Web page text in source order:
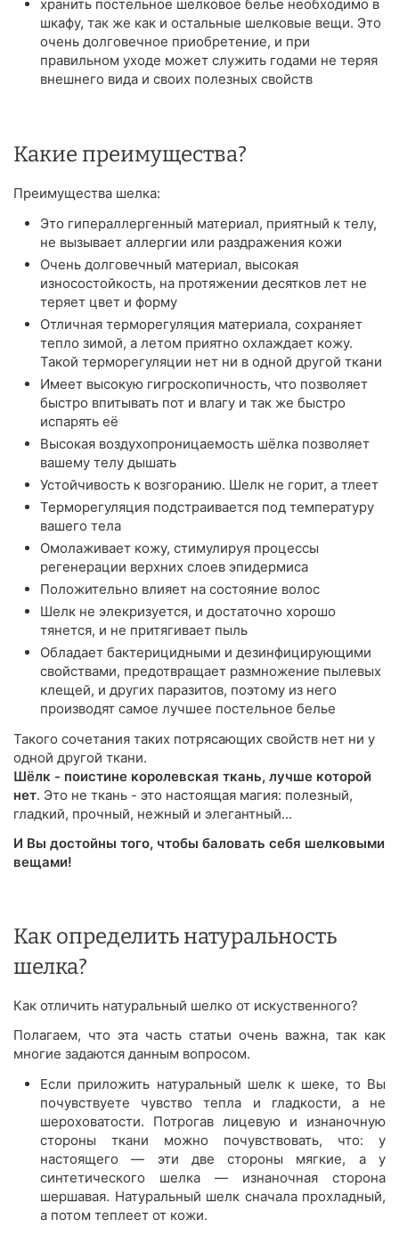
хранить постельное шелковое белье необходимо в
шкафу, так же как и остальные шелковые вещи. Это
очень долговечное приобретение, и при
правильном уходе может служить годами не теряя
внешнего вида и своих полезных свойств
Какие преимущества?
Преимущества шелка:
Это гипераллергенный материал, приятный к телу,
не вызывает аллергии или раздражения кожи
Очень долговечный материал, высокая
износостойкость, на протяжении десятков лет не
теряет цвет и форму
Отличная терморегуляция материала, сохраняет
тепло зимой, а летом приятно охлаждает кожу.
Такой терморегуляции нет ни в одной другой ткани
Имеет высокую гигроскопичность, что позволяет
быстро впитывать пот и влагу и так же быстро
испарять её
Высокая воздухопроницаемость шёлка позволяет
вашему телу дышать
Устойчивость к возгоранию. Шелк не горит, а тлеет
Терморегуляция подстраивается под температуру
вашего тела
Омолаживает кожу, стимулируя процессы
регенерации верхних слоев эпидермиса
Положительно влияет на состояние волос
Шелк не элекризуется, и достаточно хорошо
тянется, и не притягивает пыль
Обладает бактерицидными и дезинфицирующими
свойствами, предотвращает размножение пылевых
клещей, и других паразитов, поэтому из него
производят самое лучшее постельное белье
Такого сочетания таких потрясающих свойств нет ни у
одной другой ткани.
Шёлк - поистине королевская ткань, лучше которой
нет. Это не ткань - это настоящая магия: полезный,
гладкий, прочный, нежный и элегантный...
И Вы достойны того, чтобы баловать себя шелковыми
вещами!
Как определить натуральность
шелка?
Как отличить натуральный шелко от искуственного?
Полагаем, что эта часть статьи очень важна, так как
многие задаются данным вопросом.
Если приложить натуральный шелк к шеке, то Вы
почувствуете чувство тепла и гладкости, а не
шероховатости. Потрогав лицевую и изнаночную
стороны ткани можно почувствовать, что: у
настоящего — эти две стороны мягкие, а у
синтетического шелка — изнаночная сторона
шершавая. Натуральный шелк сначала прохладный,
а потом теплеет от кожи.